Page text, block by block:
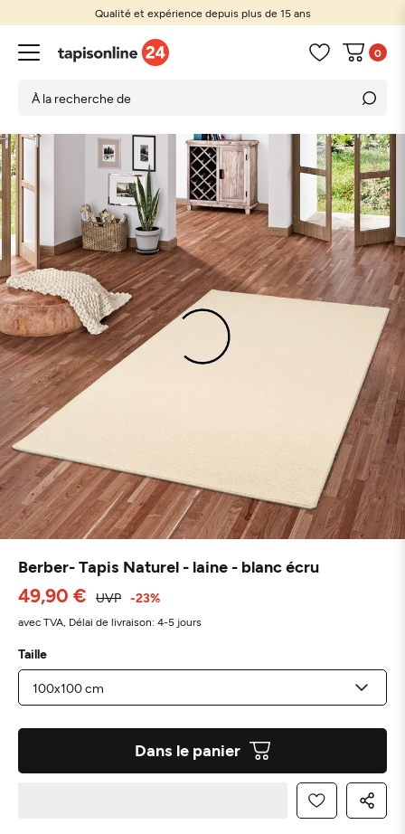
Qualité et expérience depuis plus de 15 ans
0
Berber- Tapis Naturel - laine - blanc écru
49,90 € UVP -23%
avec TVA, Délai de livraison: 4-5 jours
Taille
Dans le panier